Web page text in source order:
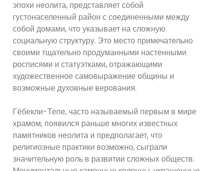
эпохи неолита, представляет собой
густонаселенный район с соединенными между
собой домами, что указывает на сложную
социальную структуру. Это место примечательно
своими тщательно продуманными настенными
росписями и статуэтками, отражающими
художественное самовыражение общины и
возможные духовные верования.
Гёбекли-Тепе, часто называемый первым в мире
храмом, появился раньше многих известных
памятников неолита и предполагает, что
религиозные практики возможно, сыграли
значительную роль в развитии сложных обществ.